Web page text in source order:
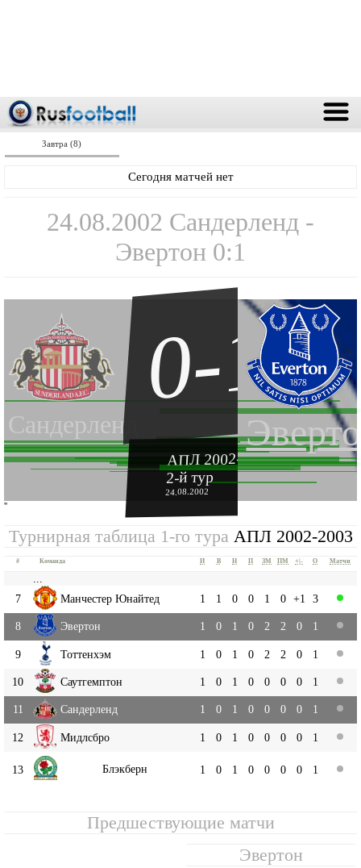
Завтра (8)
Сегодня матчей нет
24.08.2002 Сандерленд -
Эвертон 0:1
Сандерленд
0-1
АПЛ 2002-2003
2-й тур
24.08.2002
''
Турнирная таблица 1-го тура АПЛ 2002-2003
# Команда И В Н П ЗМ ПМ +|- О Матчи
7
Манчестер Юнайтед 1 1 0 0 1 0 +1 3
8 Эвертон 1 0 1 0 2 2 0 1
9 Тоттенхэм 1 0 1 0 2 2 0 1
10 Саутгемптон 1 0 1 0 0 0 0 1
11 Сандерленд 1 0 1 0 0 0 0 1
12 Мидлсбро 1 0 1 0 0 0 0 1
13 Блэкберн 1 0 1 0 0 0 0 1
Предшествующие матчи
Эвертон